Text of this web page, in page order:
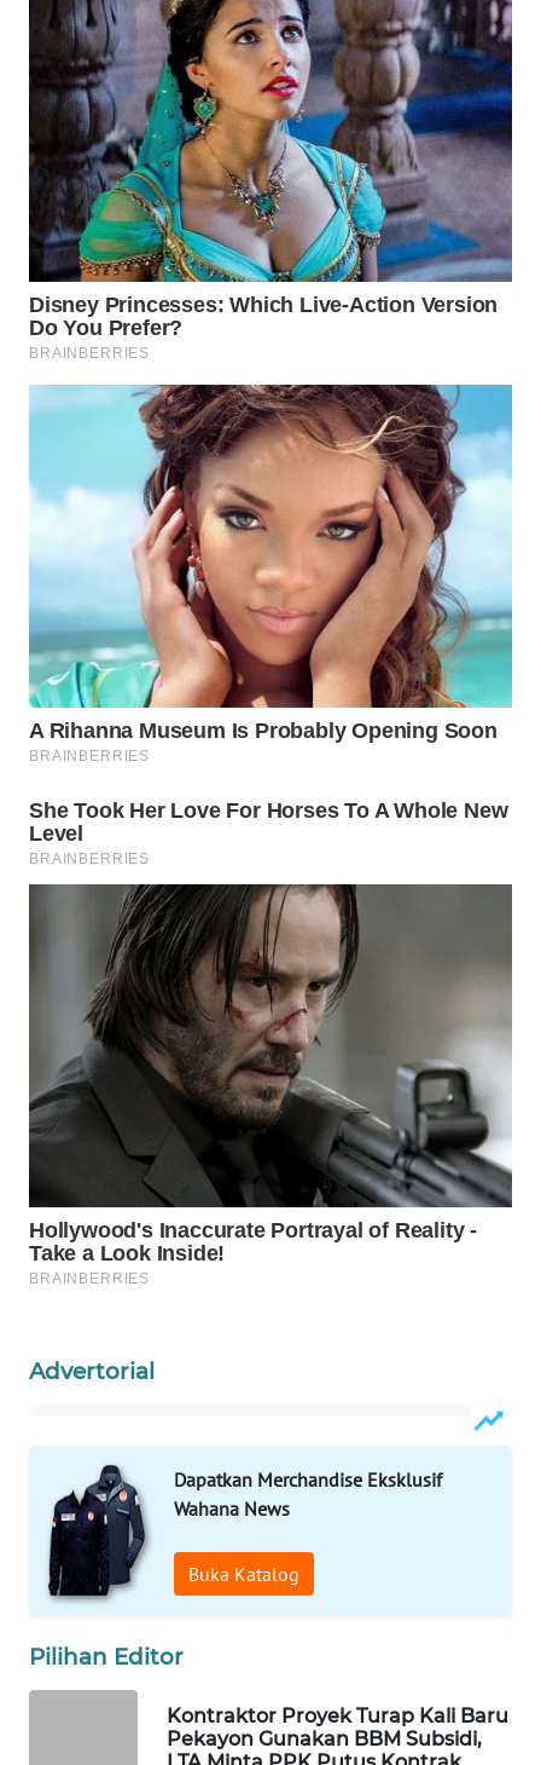
Advertorial
Dapatkan Merchandise Eksklusif
Wahana News
Buka Katalog
Pilihan Editor
Kontraktor Proyek Turap Kali Baru
Pekayon Gunakan BBM Subsidi,
WAHANANEWS
CO ID
WAHANANEWS
NET
WAHANA
SPORT
WAHANA
UMKM
PERSONA
WAHANA
HEALTH
WAHANA
DESA
LAPAK
WAHANA
KONSUMEN
LISTRIK
MASYARAKAT
KELISTRIKAN
ID
MAWAKA
MARTABAT
WATCH
MKLI
LPKKI